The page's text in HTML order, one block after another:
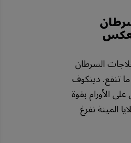
السرطان
ما تنفع. دينكوف
الأورام بقوة
الميتة تفرغ